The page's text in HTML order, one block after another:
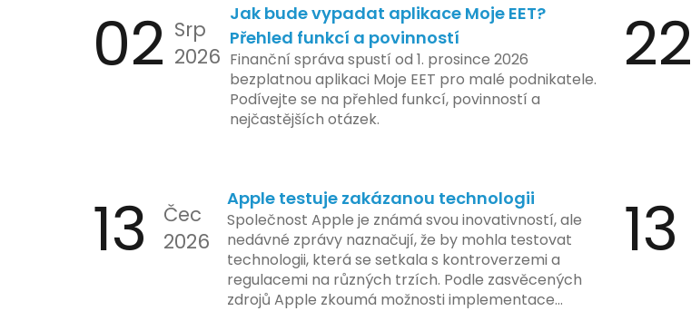
02 Srp
2026
Jak bude vypadat aplikace Moje EET?
Přehled funkcí a povinností
Finanční správa spustí od 1. prosince 2026
bezplatnou aplikaci Moje EET pro malé podnikatele.
Podívejte se na přehled funkcí, povinností a
nejčastějších otázek.
22
13
Čec
2026
Apple testuje zakázanou technologii
Společnost Apple je známá svou inovativností, ale
nedávné zprávy naznačují, že by mohla testovat
technologii, která se setkala s kontroverzemi a
regulacemi na různých trzích. Podle zasvěcených
zdrojů Apple zkoumá možnosti implementace
13